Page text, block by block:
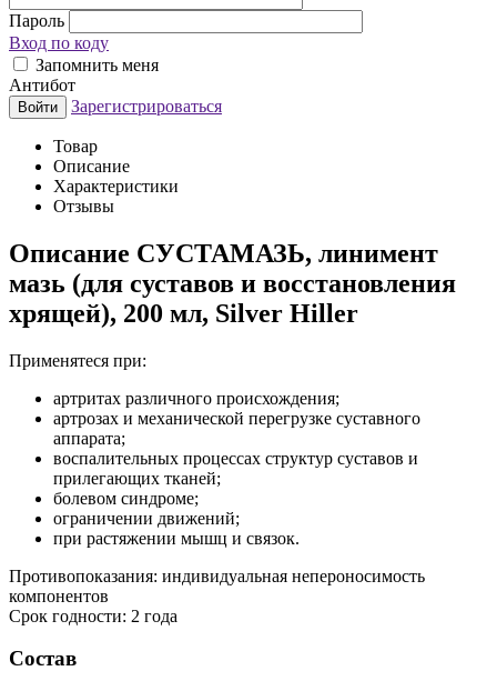
Пароль
Вход по коду
Запомнить меня
Антибот
Войти Зарегистрироваться
Товар
Описание
Характеристики
Отзывы
Описание СУСТАМАЗЬ, линимент
мазь (для суставов и восстановления
хрящей), 200 мл, Silver Hiller
Применятеся при:
артритах различного происхождения;
артрозах и механической перегрузке суставного
аппарата;
воспалительных процессах структур суставов и
прилегающих тканей;
болевом синдроме;
ограничении движений;
при растяжении мышц и связок.
Противопоказания: индивидуальная непероносимость
компонентов
Срок годности: 2 года
Состав